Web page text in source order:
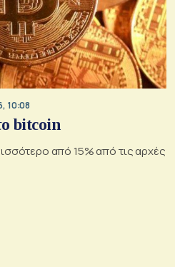
10:08
bitcoin
από 15% από τις αρχές